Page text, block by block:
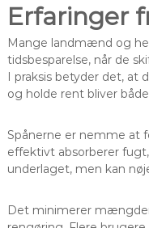
Erfaringer
Mange landmænd og
tidsbesparelse, når de
I praksis betyder det, at
og holde rent bliver
Spånerne er nemme at
effektivt absorberer
underlaget, men kan
Det minimerer